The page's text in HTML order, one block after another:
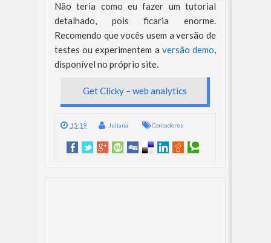
Não teria como eu fazer um tutorial
detalhado, pois ficaria enorme.
Recomendo que vocês usem a versão de
testes ou experimentem a versão demo,
disponível no próprio site.
Get Clicky – web analytics
15:19 Juliana Contadores